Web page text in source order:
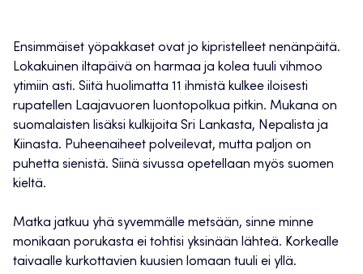
Ensimmäiset yöpakkaset ovat jo kipristelleet nenänpäitä.
Lokakuinen iltapäivä on harmaa ja kolea tuuli vihmoo
ytimiin asti. Siitä huolimatta 11 ihmistä kulkee iloisesti
rupatellen Laajavuoren luontopolkua pitkin. Mukana on
suomalaisten lisäksi kulkijoita Sri Lankasta, Nepalista ja
Kiinasta. Puheenaiheet polveilevat, mutta paljon on
puhetta sienistä. Siinä sivussa opetellaan myös suomen
kieltä.
Matka jatkuu yhä syvemmälle metsään, sinne minne
monikaan porukasta ei tohtisi yksinään lähteä. Korkealle
taivaalle kurkottavien kuusien lomaan tuuli ei yllä.